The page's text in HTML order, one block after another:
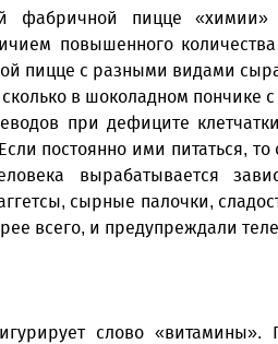
фабричной пицце
повышенного
пицце с разными видами
в шоколадном пончике
при дефиците
постоянно ими питаться,
вырабатывается
сырные палочки,
всего, и предупреждали
слово «витамины».